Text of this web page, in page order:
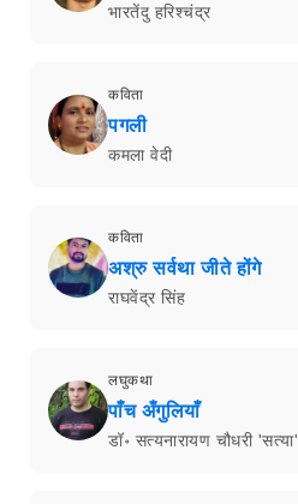
भारतेंदु हरिश्चंद्र
कविता
पगली
कमला वेदी
कविता
अश्रु सर्वथा जीते होंगे
राघवेंद्र सिंह
लघुकथा
पाँच अँगुलियाँ
डॉ॰ सत्यनारायण चौधरी 'सत्या'